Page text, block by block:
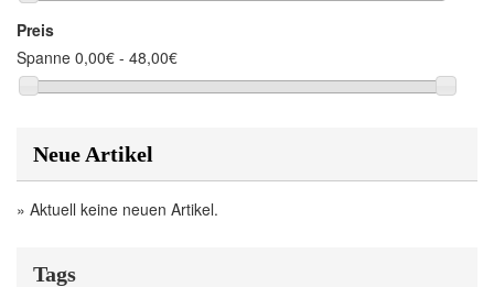
Preis
Spanne 0,00€ - 48,00€
Neue Artikel
» Aktuell keine neuen Artikel.
Tags